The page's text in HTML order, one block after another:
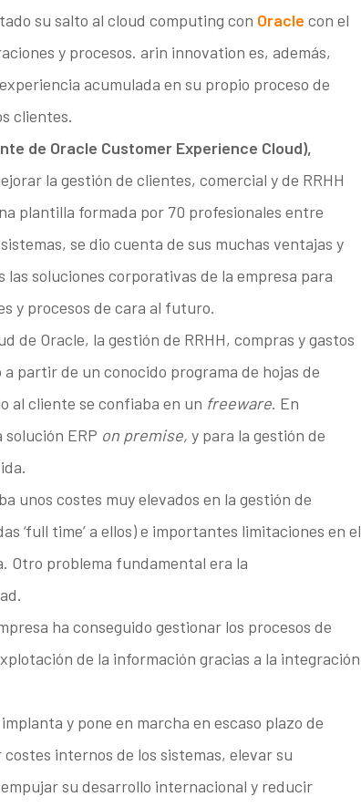
su salto al cloud computing con Oracle con el
y procesos. arin innovation es, además,
acumulada en su propio proceso de
clientes.
de Oracle Customer Experience Cloud),
la gestión de clientes, comercial y de RRHH
plantilla formada por 70 profesionales entre
se dio cuenta de sus muchas ventajas y
soluciones corporativas de la empresa para
y procesos de cara al futuro.
de Oracle, la gestión de RRHH, compras y gastos
a partir de un conocido programa de hojas de
al cliente se confiaba en un freeware. En
ERP on premise, y para la gestión de
unos costes muy elevados en la gestión de
‘full time’ a ellos) e importantes limitaciones en el
Otro problema fundamental era la
ha conseguido gestionar los procesos de
de la información gracias a la integración
y pone en marcha en escaso plazo de
internos de los sistemas, elevar su
su desarrollo internacional y reducir